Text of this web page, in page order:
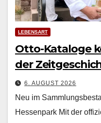
LEBENSART
Otto-Kataloge
der
6. AUGUST 2026
Neu im
Hessenpark Mit der